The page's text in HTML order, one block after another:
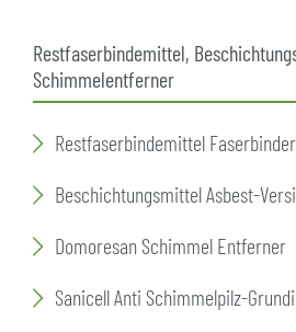
Restfaserbindemittel,
Schimmelentferner
Restfaserbindemittel Faserbinder
Beschichtungsmittel Asbest-
Domoresan Schimmel Entferner
Sanicell Anti Schimmelpilz-